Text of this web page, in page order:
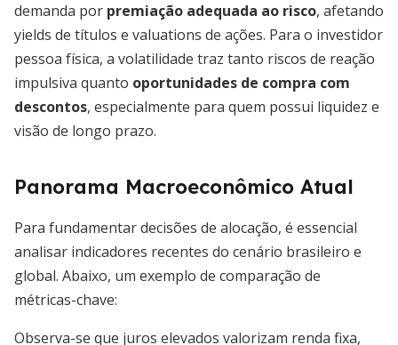
demanda por premiação adequada ao risco, afetando
yields de títulos e valuations de ações. Para o investidor
pessoa física, a volatilidade traz tanto riscos de reação
impulsiva quanto oportunidades de compra com
descontos, especialmente para quem possui liquidez e
visão de longo prazo.
Panorama Macroeconômico Atual
Para fundamentar decisões de alocação, é essencial
analisar indicadores recentes do cenário brasileiro e
global. Abaixo, um exemplo de comparação de
métricas-chave:
Observa-se que juros elevados valorizam renda fixa,